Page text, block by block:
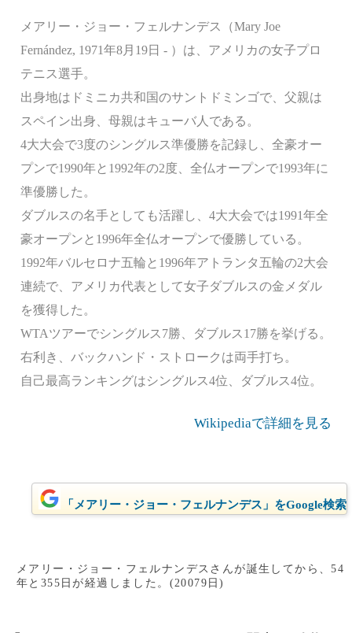
メアリー・ジョー・フェルナンデス（Mary Joe
Fernández, 1971年8月19日 - ）は、アメリカの女子プロ
テニス選手。
出身地はドミニカ共和国のサントドミンゴで、父親は
スペイン出身、母親はキューバ人である。
4大大会で3度のシングルス準優勝を記録し、全豪オー
プンで1990年と1992年の2度、全仏オープンで1993年に
準優勝した。
ダブルスの名手としても活躍し、4大大会では1991年全
豪オープンと1996年全仏オープンで優勝している。
1992年バルセロナ五輪と1996年アトランタ五輪の2大会
連続で、アメリカ代表として女子ダブルスの金メダル
を獲得した。
WTAツアーでシングルス7勝、ダブルス17勝を挙げる。
右利き、バックハンド・ストロークは両手打ち。
自己最高ランキングはシングルス4位、ダブルス4位。
Wikipediaで詳細を見る
「メアリー・ジョー・フェルナンデス」をGoogle検索
メアリー・ジョー・フェルナンデスさんが誕生してから、54
年と355日が経過しました。(20079日)